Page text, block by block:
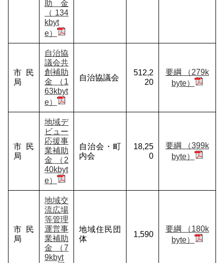
助金
（134
kbyt
e）
市民
局
自治協
議会共
創補助
金 （1
63kbyt
e）
自治協議会
512,2
20
要綱 （279k
byte）
市民
局
地域デ
ビュー
応援事
業補助
金 （2
40kbyt
e）
自治会・町
内会
18,25
0
要綱 （399k
byte）
市民
局
地域交
流広場
等管理
運営事
業補助
金 （7
9kbyt
地域住民団
体
1,590
要綱 （180k
byte）